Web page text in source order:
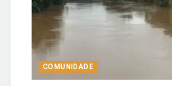
COMUNIDADE